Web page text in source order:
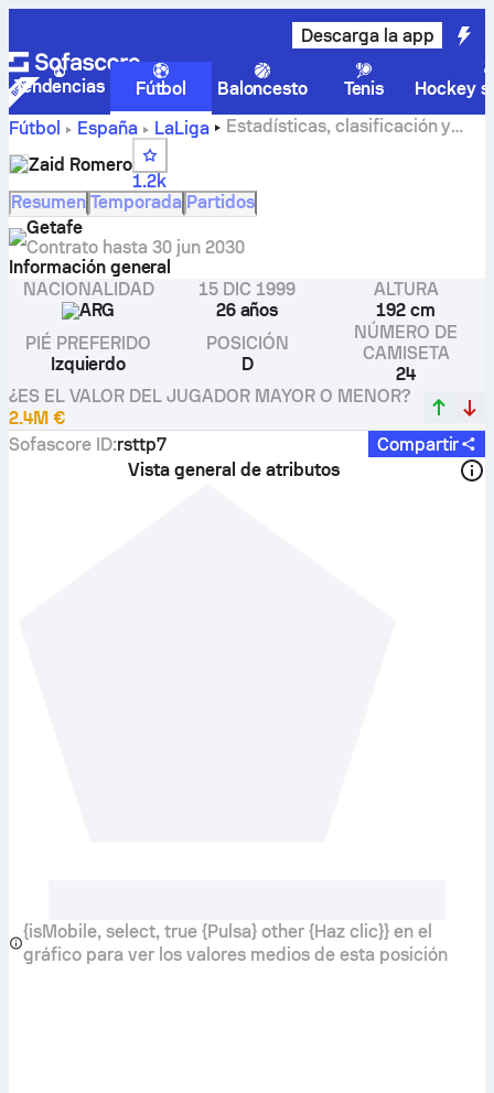
Descarga la app
Tendencias Fútbol Baloncesto Tenis
Hockey
Fútbol
España LaLiga
Estadísticas, clasificación y
goles de Zaid Romero
Zaid Romero
1.2k
Resumen Temporada Partidos
Getafe
Contrato hasta 30 jun 2030
Información general
NACIONALIDAD
ARG
15 DIC 1999
26 años
ALTURA
192 cm
PIÉ PREFERIDO
Izquierdo
POSICIÓN
D
NÚMERO DE
CAMISETA
24
¿ES EL VALOR DEL JUGADOR MAYOR O MENOR?
2.4M €
Sofascore ID:rsttp7
Compartir
Vista general de atributos
{isMobile, select, true {Pulsa} other {Haz clic}} en el
gráfico para ver los valores medios de esta posición